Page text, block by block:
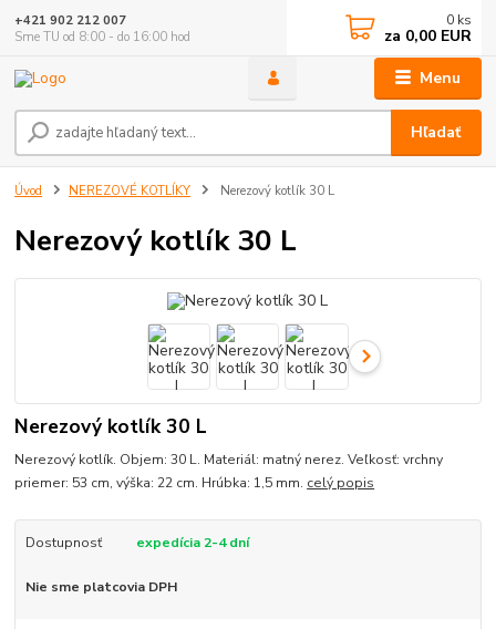
Menu
Hľadať
+421 902 212 007
Sme TU od 8:00 - do 16:00 hod
0 ks
za 0,00 EUR
Úvod NEREZOVÉ KOTLÍKY Nerezový kotlík 30 L
Nerezový kotlík 30 L
Nerezový kotlík 30 L
Nerezový kotlík. Objem: 30 L. Materiál: matný nerez. Veľkosť: vrchny
priemer: 53 cm, výška: 22 cm. Hrúbka: 1,5 mm. celý popis
Dostupnosť expedícia 2-4 dní
Nie sme platcovia DPH